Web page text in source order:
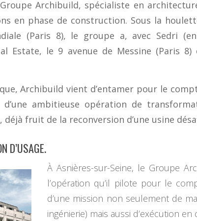
Archibuild, spécialiste en
en phase de construction. Sous la
(Paris 8), le groupe a, avec Sedri
Estate, le 9 avenue de Messine (Paris 8)
Archibuild vient d’entamer pour le
ambitieuse opération de
déjà fruit de la reconversion d’une usine
D’USAGE.
À Asnières-sur-Seine, le Groupe
l’opération qu’il pilote pour le
d’une mission non seulement de
ingénierie) mais aussi d’exécution en